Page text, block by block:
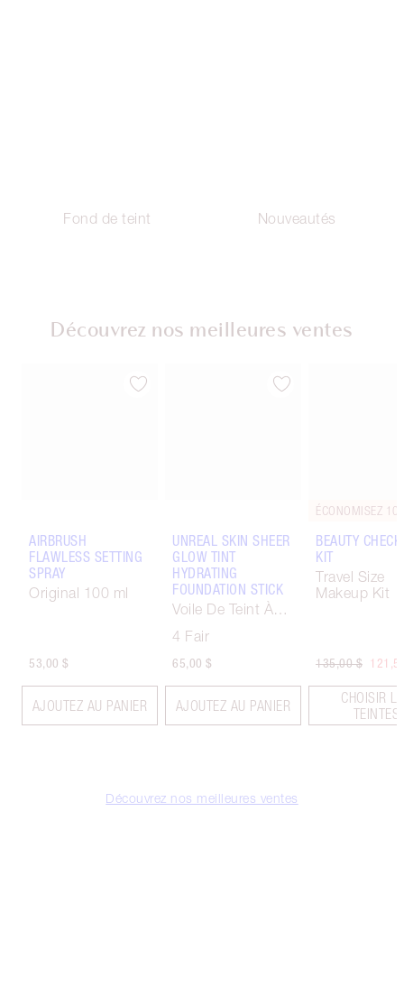
Fond de teint Nouveautés
Découvrez nos meilleures ventes
AIRBRUSH
FLAWLESS SETTING
SPRAY
Original 100 ml
53,00 $
AJOUTEZ AU PANIER
UNREAL SKIN SHEER
GLOW TINT
HYDRATING
FOUNDATION STICK
Voile De Teint À
4 Fair
65,00 $
AJOUTEZ AU PANIER
ÉCONOMISEZ 10
BEAUTY
KIT
Travel Size
Makeup Kit
135,00 $
CHOISIR
TEINTES
Découvrez nos meilleures ventes